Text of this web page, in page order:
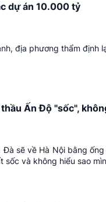
dự án 10.000 tỷ
địa phương thẩm định
Ấn Độ "sốc",
sẽ về Hà Nội bằng
và không hiểu sao